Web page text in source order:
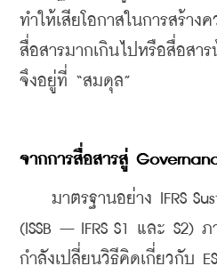
ทำให้เสียโอกาสในการสร้าง
สื่อสารมากเกินไปหรือสื่อสา
จึงอยู่ที่ “สมดุล”
จากการสื่อสารสู่
มาตรฐานอย่าง IFRS
(ISSB – IFRS S1 และ S2)
กำลังเปลี่ยนวิธีคิดเกี่ยวกับ